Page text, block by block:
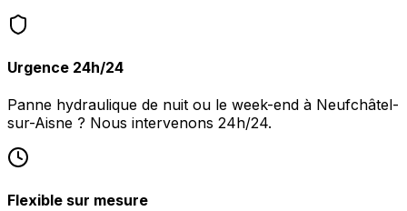
Urgence 24h/24
Panne hydraulique de nuit ou le week-end à Neufchâtel-
sur-Aisne ? Nous intervenons 24h/24.
Flexible sur mesure